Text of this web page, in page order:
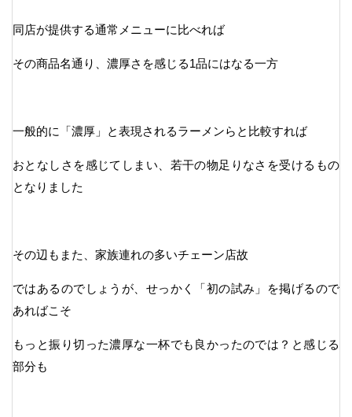
同店が提供する通常メニューに比べれば
その商品名通り、濃厚さを感じる1品にはなる一方
一般的に「濃厚」と表現されるラーメンらと比較すれば
おとなしさを感じてしまい、若干の物足りなさを受けるもの
となりました
その辺もまた、家族連れの多いチェーン店故
ではあるのでしょうが、せっかく「初の試み」を掲げるので
あればこそ
もっと振り切った濃厚な一杯でも良かったのでは？と感じる
部分も